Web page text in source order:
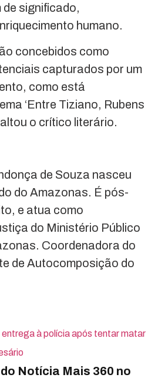
de significado,
humano.
concebidos como
capturados por um
como está
‘Entre Tiziano, Rubens
o crítico literário.
de Souza nasceu
do Amazonas. É pós-
e atua como
do Ministério Público
Coordenadora do
de Autocomposição do
à polícia após tentar matar
Notícia Mais 360 no